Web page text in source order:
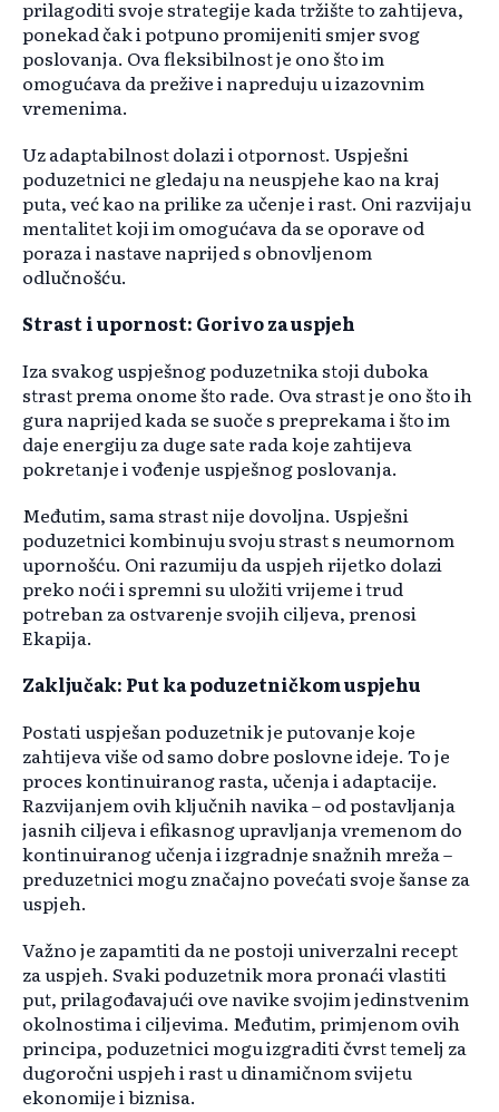
prilagoditi svoje strategije kada tržište to zahtijeva,
ponekad čak i potpuno promijeniti smjer svog
poslovanja. Ova fleksibilnost je ono što im
omogućava da prežive i napreduju u izazovnim
vremenima.
Uz adaptabilnost dolazi i otpornost. Uspješni
poduzetnici ne gledaju na neuspjehe kao na kraj
puta, već kao na prilike za učenje i rast. Oni razvijaju
mentalitet koji im omogućava da se oporave od
poraza i nastave naprijed s obnovljenom
odlučnošću.
Strast i upornost: Gorivo za uspjeh
Iza svakog uspješnog poduzetnika stoji duboka
strast prema onome što rade. Ova strast je ono što ih
gura naprijed kada se suoče s preprekama i što im
daje energiju za duge sate rada koje zahtijeva
pokretanje i vođenje uspješnog poslovanja.
Međutim, sama strast nije dovoljna. Uspješni
poduzetnici kombinuju svoju strast s neumornom
upornošću. Oni razumiju da uspjeh rijetko dolazi
preko noći i spremni su uložiti vrijeme i trud
potreban za ostvarenje svojih ciljeva, prenosi
Ekapija.
Zaključak: Put ka poduzetničkom uspjehu
Postati uspješan poduzetnik je putovanje koje
zahtijeva više od samo dobre poslovne ideje. To je
proces kontinuiranog rasta, učenja i adaptacije.
Razvijanjem ovih ključnih navika – od postavljanja
jasnih ciljeva i efikasnog upravljanja vremenom do
kontinuiranog učenja i izgradnje snažnih mreža –
preduzetnici mogu značajno povećati svoje šanse za
uspjeh.
Važno je zapamtiti da ne postoji univerzalni recept
za uspjeh. Svaki poduzetnik mora pronaći vlastiti
put, prilagođavajući ove navike svojim jedinstvenim
okolnostima i ciljevima. Međutim, primjenom ovih
principa, poduzetnici mogu izgraditi čvrst temelj za
dugoročni uspjeh i rast u dinamičnom svijetu
ekonomije i biznisa.